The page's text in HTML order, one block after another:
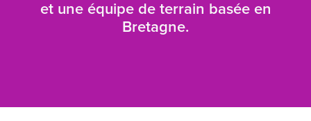
et une équipe de terrain basée en
Bretagne.